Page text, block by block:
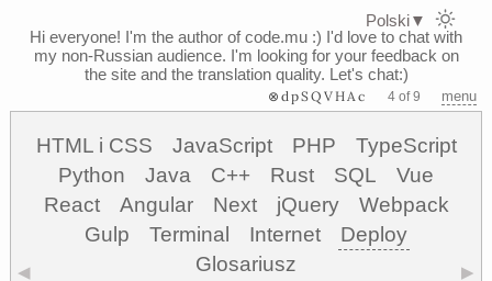
Hi everyone! I'm the author of code.mu :) I'd love to chat with
my non-Russian audience. I'm looking for your feedback on
the site and the translation quality. Let's chat:)
⊗dpSQVHAc 4 of 9 menu
HTML i CSS JavaScript PHP
TypeScript
Python
Java C++ Rust SQL
Vue
React
Angular Next jQuery
Webpack
Gulp
Terminal Internet
Deploy
Glosariusz
◀ ▶
Polski▼